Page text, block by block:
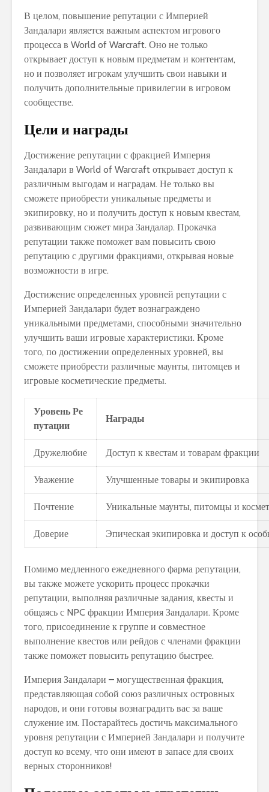
В целом, повышение репутации с Империей
Зандалари является важным аспектом игрового
процесса в World of Warcraft. Оно не только
открывает доступ к новым предметам и контентам,
но и позволяет игрокам улучшить свои навыки и
получить дополнительные привилегии в игровом
сообществе.
Цели и награды
Достижение репутации с фракцией Империя
Зандалари в World of Warcraft открывает доступ к
различным выгодам и наградам. Не только вы
сможете приобрести уникальные предметы и
экипировку, но и получить доступ к новым квестам,
развивающим сюжет мира Зандалар. Прокачка
репутации также поможет вам повысить свою
репутацию с другими фракциями, открывая новые
возможности в игре.
Достижение определенных уровней репутации с
Империей Зандалари будет вознаграждено
уникальными предметами, способными значительно
улучшить ваши игровые характеристики. Кроме
того, по достижении определенных уровней, вы
сможете приобрести различные маунты, питомцев и
игровые косметические предметы.
Уровень Ре
путации
Награды
Дружелюбие Доступ к квестам и товарам фракции
Уважение Улучшенные товары и экипировка
Почтение Уникальные маунты, питомцы и
Доверие Эпическая экипировка и доступ к
Помимо медленного ежедневного фарма репутации,
вы также можете ускорить процесс прокачки
репутации, выполняя различные задания, квесты и
общаясь с NPC фракции Империя Зандалари. Кроме
того, присоединение к группе и совместное
выполнение квестов или рейдов с членами фракции
также поможет повысить репутацию быстрее.
Империя Зандалари – могущественная фракция,
представляющая собой союз различных островных
народов, и они готовы вознаградить вас за ваше
служение им. Постарайтесь достичь максимального
уровня репутации с Империей Зандалари и получите
доступ ко всему, что они имеют в запасе для своих
верных сторонников!